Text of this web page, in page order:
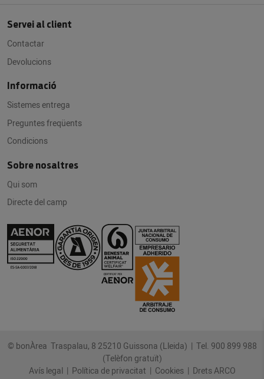
Servei al client
Contactar
Devolucions
Informació
Sistemes entrega
Preguntes freqüents
Condicions
Sobre nosaltres
Qui som
Directe del camp
© bonÀrea Traspalau, 8 25210 Guissona (Lleida) | Tel. 900 899 988
(Telèfon gratuït)
Avís legal | Política de privacitat | Cookies| Drets ARCO